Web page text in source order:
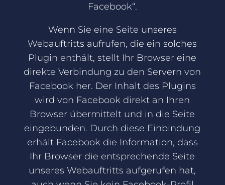
Facebook“.
Wenn Sie eine Seite unseres
Webauftritts aufrufen, die ein solches
Plugin enthält, stellt Ihr Browser eine
direkte Verbindung zu den Servern von
Facebook her. Der Inhalt des Plugins
wird von Facebook direkt an Ihren
Browser übermittelt und in die Seite
eingebunden. Durch diese Einbindung
erhält Facebook die Information, dass
Ihr Browser die entsprechende Seite
unseres Webauftritts aufgerufen hat,